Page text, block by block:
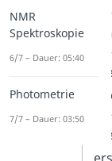
Alkalimetall
(Na)
NMR
Spektroskopie
6/7 – Dauer: 05:40
Photometrie
7/7 – Dauer: 03:50